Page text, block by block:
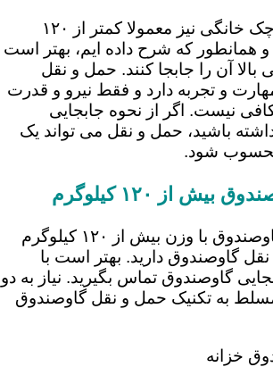
گاوصندوق های کوچک خانگی نیز معمولا کمتر از ۱۲۰
و همانطور که شرح داده ایم، بهتر است
بالا آن را جابجا کنند. حمل و نقل
و تجربه دارد و فقط نیرو و قدرت
نیست. اگر از نحوه جابجایی
باشید، حمل و نقل می تواند یک
شود.
از ۱۲۰ کیلوگرم
برای حمل و نقل گاوصندوق با وزن بیش از ۱۲۰ کیلوگرم
گاوصندوق دارید. بهتر است با
گاوصندوق تماس بگیرید. نیاز به دو
به تکنیک حمل و نقل گاوصندوق
خزانه